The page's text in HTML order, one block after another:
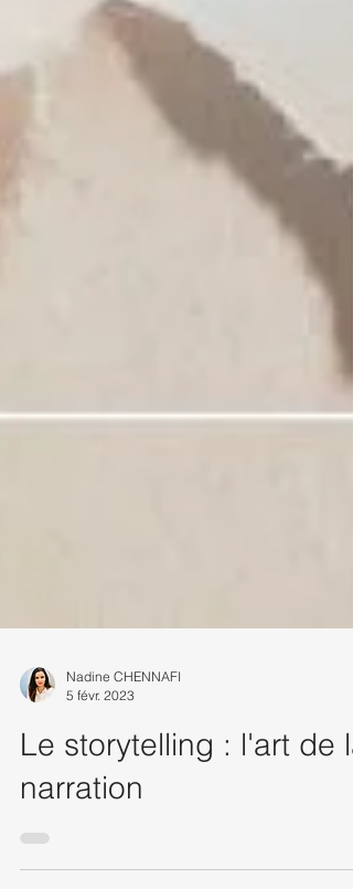
5 févr. 2023
Le storytelling : l'art de la
narration